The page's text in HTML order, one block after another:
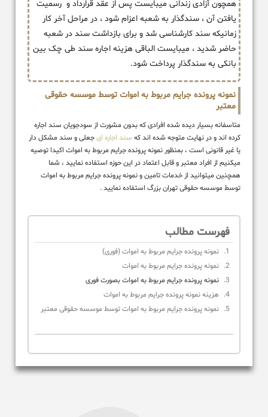
همچون آزادی زندانی میبایست پس از عقد قرارداد و رسمیت
یافتن آن ، سندگذار به شعبه اعزام شود ، در مراحل آخر کار
زمانیکه سند کارشناسی شد و برای بازداشت سند در شعبه
حاضر شدید ، میبایست الباقی هزینه اجاره سند طی چک بین
بانکی به سندگذار پرداخت شود.
نمونه پرونده جرایم مربوط به اموات توسط موسسه حقوقی
معتبر
متاسفانه بسیار دیده شده افرادی که بدون مشورت از سودجویان سند اجاره
کرده اند و در نهایت متوجه شده اند که سند اجاره ایجعلی و سند مشکل دار
یا غیر قانونی است ، بمنظور نمونه پرونده جرایم مربوط به اموات اکیدا توصیه
میکنیم از افراد معتبر و قابل اعتماد در این حوزه استفاده نمایید ، شما
همچنین میتوانید از خدمات تامین و نمونه پرونده جرایم مربوط به اموات
توسط موسسه حقوقی تهران بزرگ استفاده نمایید .
فهرست مطالب
نمونه پرونده جرایم مربوط به اموات (فوری)
نمونه پرونده جرایم مربوط به اموات
نمونه پرونده جرایم مربوط به اموات بصورت فوری
هزینه نمونه پرونده جرایم مربوط به اموات
نمونه پرونده جرایم مربوط به اموات توسط موسسه حقوقی معتبر